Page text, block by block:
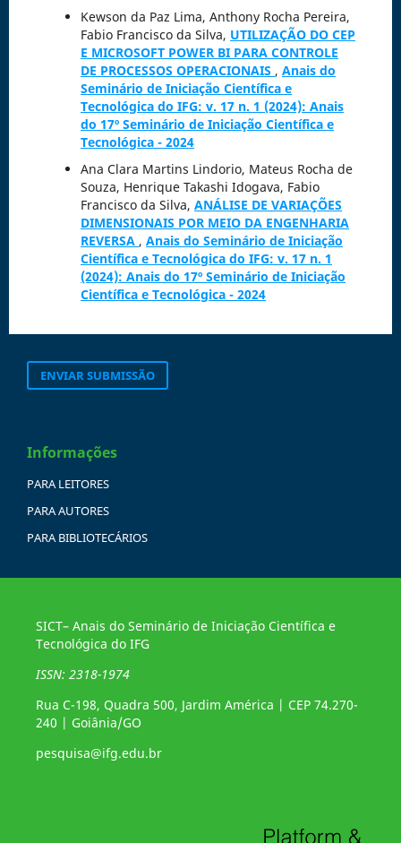
Kewson da Paz Lima, Anthony Rocha Pereira,
Fabio Francisco da Silva, UTILIZAÇÃO DO CEP
E MICROSOFT POWER BI PARA CONTROLE
DE PROCESSOS OPERACIONAIS , Anais do
Seminário de Iniciação Científica e
Tecnológica do IFG: v. 17 n. 1 (2024): Anais
do 17º Seminário de Iniciação Científica e
Tecnológica - 2024
Ana Clara Martins Lindorio, Mateus Rocha de
Souza, Henrique Takashi Idogava, Fabio
Francisco da Silva, ANÁLISE DE VARIAÇÕES
DIMENSIONAIS POR MEIO DA ENGENHARIA
REVERSA , Anais do Seminário de Iniciação
Científica e Tecnológica do IFG: v. 17 n. 1
(2024): Anais do 17º Seminário de Iniciação
Científica e Tecnológica - 2024
ENVIAR SUBMISSÃO
Informações
PARA LEITORES
PARA AUTORES
PARA BIBLIOTECÁRIOS
SICT– Anais do Seminário de Iniciação Científica e
Tecnológica do IFG
ISSN: 2318-1974
Rua C-198, Quadra 500, Jardim América | CEP 74.270-
240 | Goiânia/GO
pesquisa@ifg.edu.br